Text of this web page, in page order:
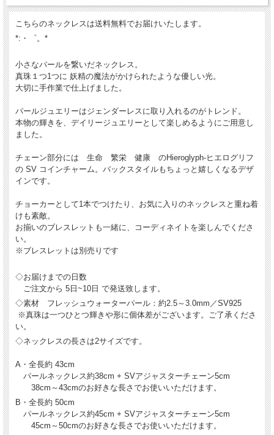
こちらのネックレスは送料無料でお届けいたします。
*:・゜。*
小さなパールを繋いだネックレス。
真珠１つ1つに 妖精の魔法がかけられたような優しい光。
大切に手作業で仕上げました。
パールジュエリーはジェンダーレスに取り入れるのがトレンド。
本物の輝きを、デイリージュエリーとして楽しめるようにご用意し
ました。
チェーン部分には 生命 繁栄 健康 のHieroglyph-ヒエログリフ
の SV コインチャーム。バックスタイルもちょっと嬉しくなるデザ
インです。
チョーカーとして1本でつけたり、お気に入りのネックレスと重ね着
けも素敵。
お揃いのブレスレットも一緒に、コーディネイトを楽しんでくださ
い。
※ブレスレットは別売りです
◇お届けまでの日数
ご注文から 5日~10日 で発送致します。
◇素材 フレッシュウォーターパール：約2.5～3.0mm／SV925
※真珠は一つひとつ輝きや形に個体差がございます。ご了承くださ
い。
◇ネックレスの長さは2サイズです。
A・全長約 43cm
パールネックレス約38cm + SVアジャスターチェーン5cm
38cm～43cmのお好きな長さでお使いいただけます。
B・全長約 50cm
パールネックレス約45cm + SVアジャスターチェーン5cm
45cm～50cmのお好きな長さでお使いいただけます。